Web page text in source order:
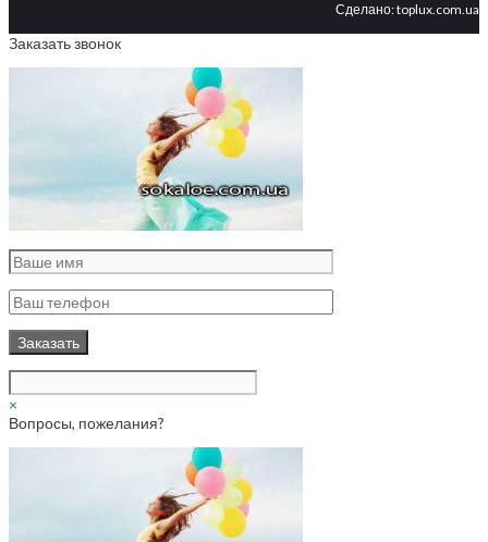
Сделано:toplux.com.ua
Заказать звонок
×
Вопросы, пожелания?